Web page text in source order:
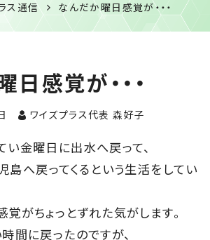
ス通信 なんだか曜日感覚が・・・
日感覚が・・・
ワイズプラス代表 森好子
金曜日に出水へ戻って、
島へ戻ってくるという生活をしてい
がちょっとずれた気がします。
間に戻ったのですが、